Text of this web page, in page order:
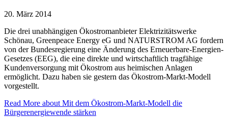
20. März 2014
Die drei unabhängigen Ökostromanbieter Elektrizitätswerke
Schönau, Greenpeace Energy eG und NATURSTROM AG fordern
von der Bundesregierung eine Änderung des Erneuerbare-Energien-
Gesetzes (EEG), die eine direkte und wirtschaftlich tragfähige
Kundenversorgung mit Ökostrom aus heimischen Anlagen
ermöglicht. Dazu haben sie gestern das Ökostrom-Markt-Modell
vorgestellt.
Read More about Mit dem Ökostrom-Markt-Modell die
Bürgerenergiewende stärken